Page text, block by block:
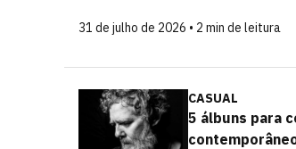
31 de julho de 2026 • 2 min de leitura
CASUAL
5 álbuns para